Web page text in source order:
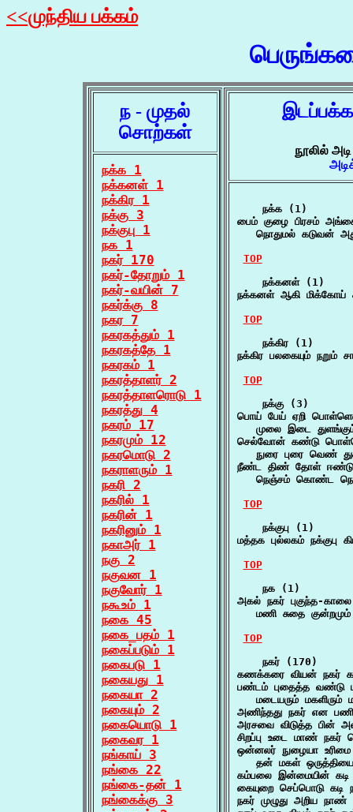
<<முந்திய பக்கம்
ந - முதல்
சொற்கள்
நக்க 1
நக்கனள் 1
நக்கிர 1
நக்கு 3
நக்குபு 1
நக 1
நகர் 170
நகர்-தோறும் 1
நகர்-வயின் 7
நகர்க்கு 8
நகர 7
நகரகத்தும் 1
நகரகத்தே 1
நகரகம் 1
நகரத்தாளர் 2
நகரத்தாளரொடு 1
நகரத்து 4
நகரம் 17
நகரமும் 12
நகரமொடு 2
நகராளரும் 1
நகரி 2
நகரில் 1
நகரின் 1
நகரினும் 1
நகாஅர் 1
நகு 2
நகுவன 1
நகுவோர் 1
நகூஉம் 1
நகை 45
நகை_பதம் 1
நகைப்படும் 1
நகைபடு 1
நகையது 1
நகையா 2
நகையும் 2
நகையொடு 1
நகைவர 1
நங்காய் 3
நங்கை 22
நங்கை-தன் 1
நங்கைக்கு 3
நூலில்
    நக்க (1)
பைம் குழை பிரசம்
நொதுமல் கடுவன்
TOP
    நக்கனள் (1)
நக்கனள் ஆகி மிக்கோய்
TOP
    நக்கிர (1)
நக்கிர பலகையும் நறும்
TOP
    நக்கு (3)
பொய் பேய் ஏறி
முலை இடை
செல்வோன் கண்டு
நுரை புரை வெண்
நீண்ட திண் தோள்
நெஞ்சம் கொண்ட
TOP
    நக்குபு (1)
மத்தக புல்லகம்
TOP
    நக (1)
அகல் நகர் புகுந்த-
மணி சுதை
TOP
    நகர் (170)
கணக்கரை வியன் நகர்
பண்டம் புதைத்த வண்டு
மடையரும் மகளிரும்
அணிந்தது நகர் என
அரசவை விடுத்த பின்
சிறப்பு உடை மாண்
ஒன்னலர் நுழையா
தன் மகள்
கம்பலை இன்மையின்
கையுறை செப்பொடு
நகர் முழுது அறிய